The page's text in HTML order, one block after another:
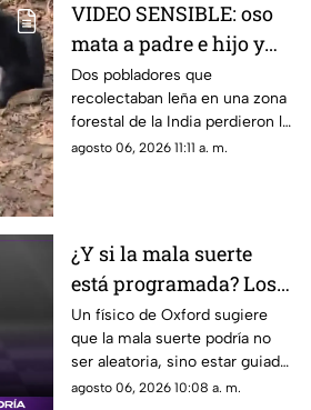
VIDEO SENSIBLE: oso
mata a padre e hijo y
deja a una persona
herida
Dos pobladores que
recolectaban leña en una zona
forestal de la India perdieron la
vida; un oficial fue reportado
agosto 06, 2026 11:11 a. m.
¿Y si la mala suerte
está programada? Los
patrones ocultos detrás
del azar
Un físico de Oxford sugiere
que la mala suerte podría no
ser aleatoria, sino estar guiada
por leyes ocultas y fuerzas
agosto 06, 2026 10:08 a. m.